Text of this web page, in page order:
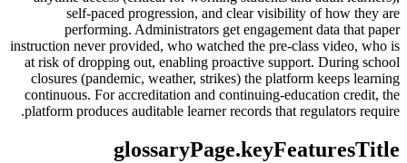
self-paced progression, and clear visibility of how they are
performing. Administrators get engagement data that paper
instruction never provided, who watched the pre-class video, who is
at risk of dropping out, enabling proactive support. During school
closures (pandemic, weather, strikes) the platform keeps learning
continuous. For accreditation and continuing-education credit, the
platform produces auditable learner records that regulators require.
glossaryPage.keyFeaturesTitle